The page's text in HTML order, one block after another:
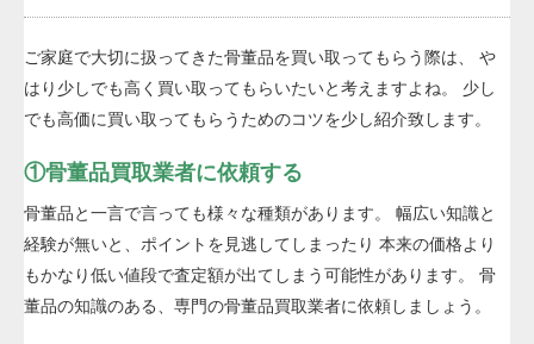
ご家庭で大切に扱ってきた骨董品を買い取ってもらう際は、 や
はり少しでも高く買い取ってもらいたいと考えますよね。 少し
でも高価に買い取ってもらうためのコツを少し紹介致します。
①骨董品買取業者に依頼する
骨董品と一言で言っても様々な種類があります。 幅広い知識と
経験が無いと、ポイントを見逃してしまったり 本来の価格より
もかなり低い値段で査定額が出てしまう可能性があります。 骨
董品の知識のある、専門の骨董品買取業者に依頼しましょう。